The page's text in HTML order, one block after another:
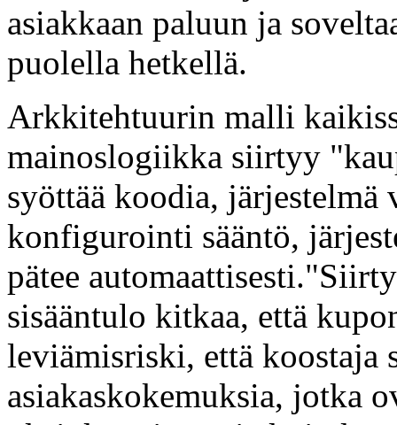
asiakkaan paluun ja
puolella hetkellä.
Arkkitehtuurin malli
mainoslogiikka siirtyy
syöttää koodia,
konfigurointi sääntö,
pätee
sisääntulo kitkaa, että
leviämisriski, että koostaja
asiakaskokemuksia, jotka